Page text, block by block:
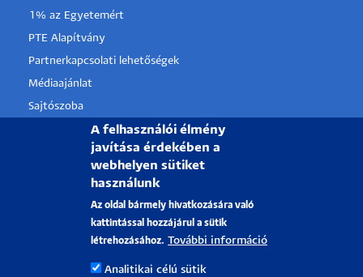
1% az Egyetemért
PTE Alapítvány
Partnerkapcsolati lehetőségek
Médiaajánlat
Sajtószoba
Pályázati projektek
PÉCSI TUDOMÁNYEGYETEM
H-7622 Pécs, Vasvári Pál utca. 4.
Tel.:+36-72/501-500
Rektori Kabinet: +36 30/787-2913
A felhasználói élmény
javítása érdekében a
webhelyen sütiket
használunk
Az oldal bármely hivatkozására való
kattintással hozzájárul a sütik
létrehozásához. További információ
Analitikai célú sütik